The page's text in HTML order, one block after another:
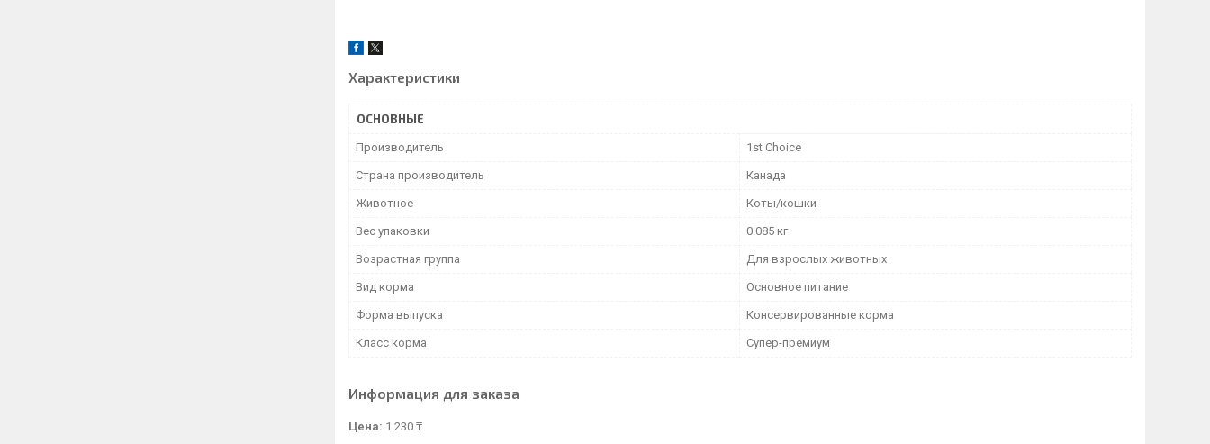
Характеристики
ОСНОВНЫЕ
Производитель 1st Choice
Страна производитель Канада
Животное Коты/кошки
Вес упаковки 0.085 кг
Возрастная группа Для взрослых животных
Вид корма Основное питание
Форма выпуска Консервированные корма
Класс корма Супер-премиум
Информация для заказа
Цена: 1 230 ₸